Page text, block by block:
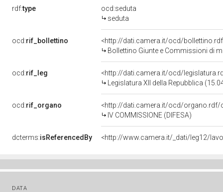
rdf:type
ocd:seduta
seduta
ocd:rif_bollettino
<http://dati.camera.it/ocd/
Bollettino Giunte e Commissioni di
ocd:rif_leg
<http://dati.camera.it/ocd/
Legislatura XII della Repubblica
ocd:rif_organo
<http://dati.camera.it/ocd/organo.rdf/
IV COMMISSIONE (DIFESA)
dcterms:isReferencedBy <http://www.camera.it/_dati/leg12/
DATA